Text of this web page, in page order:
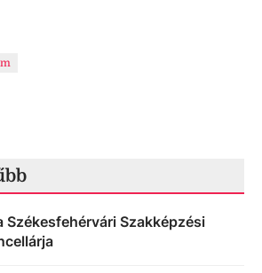
Székesfehérvári Szakképzési